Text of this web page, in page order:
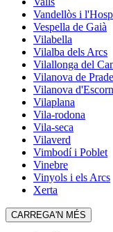
Vandellòs i
Vespella de Gaià
Vilabella
Vilalba dels Arcs
Vilallonga del
Vilanova de
Vilanova
Vilaplana
Vila-rodona
Vila-seca
Vilaverd
Vimbodí i Poblet
Vinebre
Vinyols i els Arcs
Xerta
CARREGA'N MÉS